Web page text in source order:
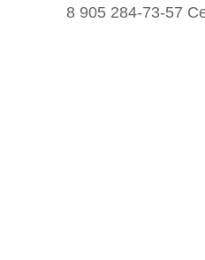
8 905 284-73-57